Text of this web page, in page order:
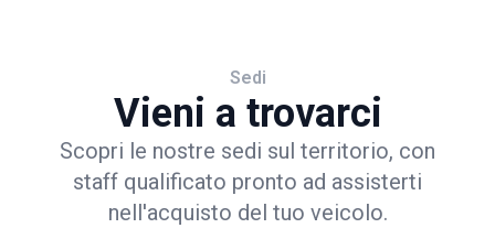
Sedi
Vieni a trovarci
Scopri le nostre sedi sul territorio, con
staff qualificato pronto ad assisterti
nell'acquisto del tuo veicolo.